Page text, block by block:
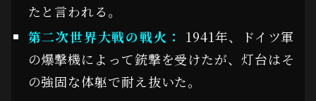
たと言われる。
第二次世界大戦の戦火：
1941年、ドイツ軍
の爆撃機によって銃撃を受けたが、灯台はそ
の強固な体躯で耐え抜いた。